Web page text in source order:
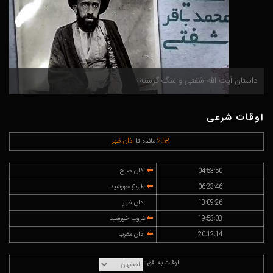
داستان آیت الله شفتی و سگ گرسنه
اوقات شرعی
2:58 مانده تا اذان ظهر
04:53:50
اذان صبح
06:23:46
طلوع خورشید
13:09:26
اذان ظهر
19:53:03
غروب خورشید
20:12:14
اذان مغرب
اوقات به افق :